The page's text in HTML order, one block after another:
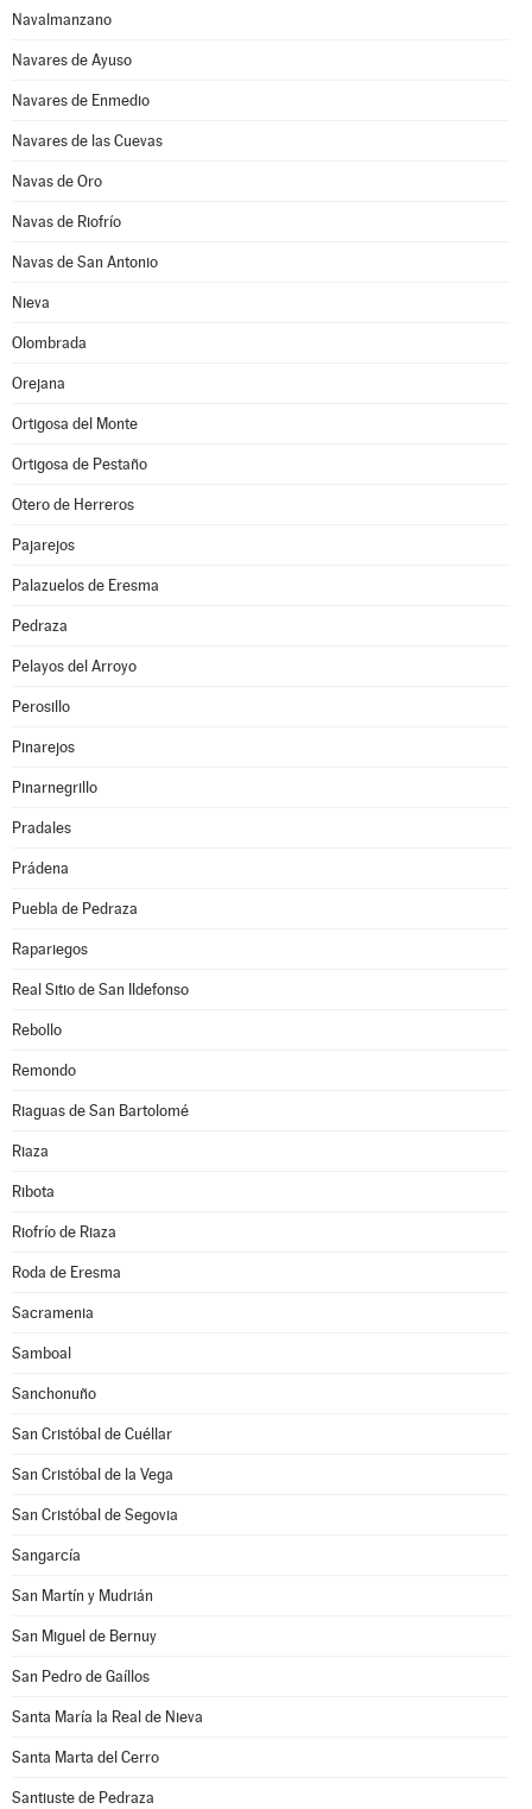
Navalmanzano
Navares de Ayuso
Navares de Enmedio
Navares de las Cuevas
Navas de Oro
Navas de Riofrío
Navas de San Antonio
Nieva
Olombrada
Orejana
Ortigosa del Monte
Ortigosa de Pestaño
Otero de Herreros
Pajarejos
Palazuelos de Eresma
Pedraza
Pelayos del Arroyo
Perosillo
Pinarejos
Pinarnegrillo
Pradales
Prádena
Puebla de Pedraza
Rapariegos
Real Sitio de San Ildefonso
Rebollo
Remondo
Riaguas de San Bartolomé
Riaza
Ribota
Riofrío de Riaza
Roda de Eresma
Sacramenia
Samboal
Sanchonuño
San Cristóbal de Cuéllar
San Cristóbal de la Vega
San Cristóbal de Segovia
Sangarcía
San Martín y Mudrián
San Miguel de Bernuy
San Pedro de Gaíllos
Santa María la Real de Nieva
Santa Marta del Cerro
Santiuste de Pedraza